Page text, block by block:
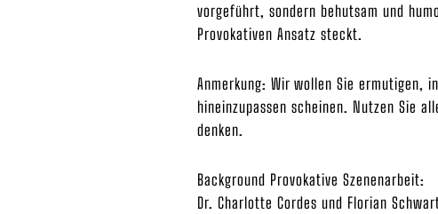
vorgeführt, sondern behutsam und
Provokativen Ansatz steckt.
Anmerkung: Wir wollen Sie ermutigen,
hineinzupassen scheinen. Nutzen Sie
denken.
Background Provokative Szenenarbeit:
Dr. Charlotte Cordes und Florian